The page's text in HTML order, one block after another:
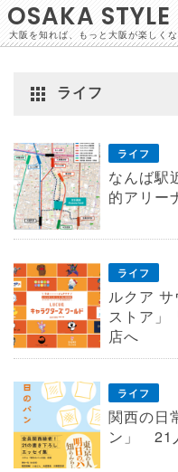
OSAKA STYLE
大阪を知れば、もっと大阪が楽しく
ライフ
ライフ
なんば駅
的アリー
ライフ
ルクア
ストア」
店へ
ライフ
関西の日
ン」 21